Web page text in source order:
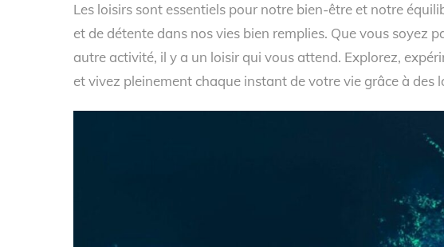
Les loisirs sont essentiels pour notre bien-être et notre
et de détente dans nos vies bien remplies. Que vous soyez
autre activité, il y a un loisir qui vous attend. Explorez,
et vivez pleinement chaque instant de votre vie grâce à des